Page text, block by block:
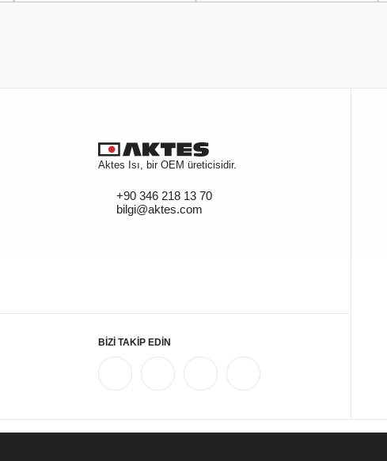
Aktes Isı, bir OEM üreticisidir.
+90 346 218 13 70
bilgi@aktes.com
BİZİ TAKİP EDİN